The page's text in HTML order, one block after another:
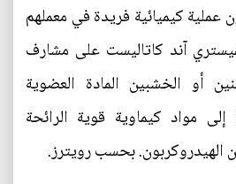
عملية كيميائية فريدة في معملهم
آند كاتاليست على مشارف
أو الخشبين المادة العضوية
مواد كيماوية قوية الرائحة
الهيدروكربون. بحسب رويترز.